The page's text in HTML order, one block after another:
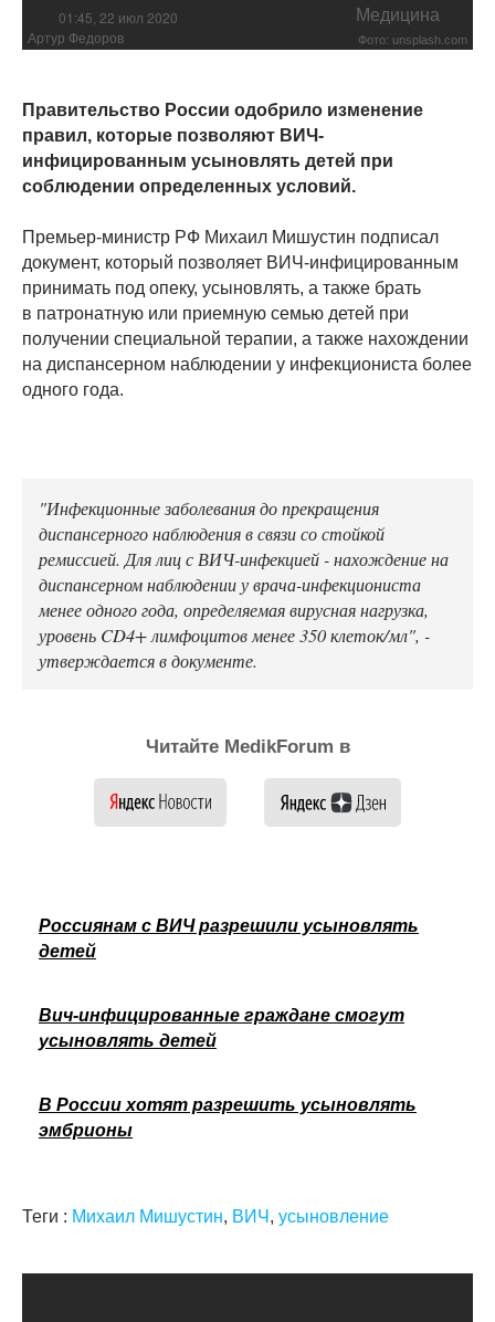
01:45, 22 июл 2020 Медицина
Артур Федоров Фото: unsplash.com
Правительство России одобрило изменение
правил, которые позволяют ВИЧ-
инфицированным усыновлять детей при
соблюдении определенных условий.
Премьер-министр РФ Михаил Мишустин подписал
документ, который позволяет ВИЧ-инфицированным
принимать под опеку, усыновлять, а также брать
в патронатную или приемную семью детей при
получении специальной терапии, а также нахождении
на диспансерном наблюдении у инфекциониста более
одного года.
"Инфекционные заболевания до прекращения
диспансерного наблюдения в связи со стойкой
ремиссией. Для лиц с ВИЧ-инфекцией - нахождение на
диспансерном наблюдении у врача-инфекциониста
менее одного года, определяемая вирусная нагрузка,
уровень CD4+ лимфоцитов менее 350 клеток/мл", -
утверждается в документе.
Читайте MedikForum в
Россиянам с ВИЧ разрешили усыновлять
детей
Вич-инфицированные граждане смогут
усыновлять детей
В России хотят разрешить усыновлять
эмбрионы
Теги : Михаил Мишустин, ВИЧ , усыновление